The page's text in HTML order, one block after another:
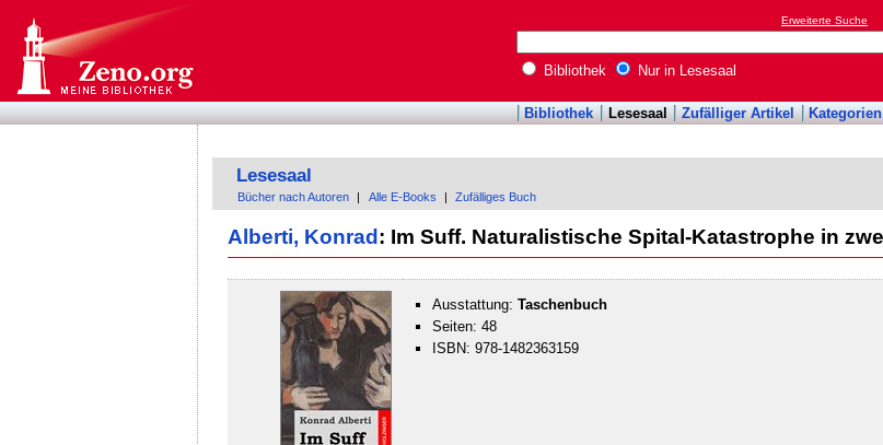
Erweiterte Suche
Bibliothek Nur in Lesesaal
Bibliothek Lesesaal Zufälliger Artikel Kategorien
Lesesaal
Bücher nach Autoren Alle E-Books Zufälliges Buch
Alberti, Konrad: Im Suff. Naturalistische Spital-Katastrophe in
Ausstattung: Taschenbuch
Seiten: 48
ISBN: 978-1482363159